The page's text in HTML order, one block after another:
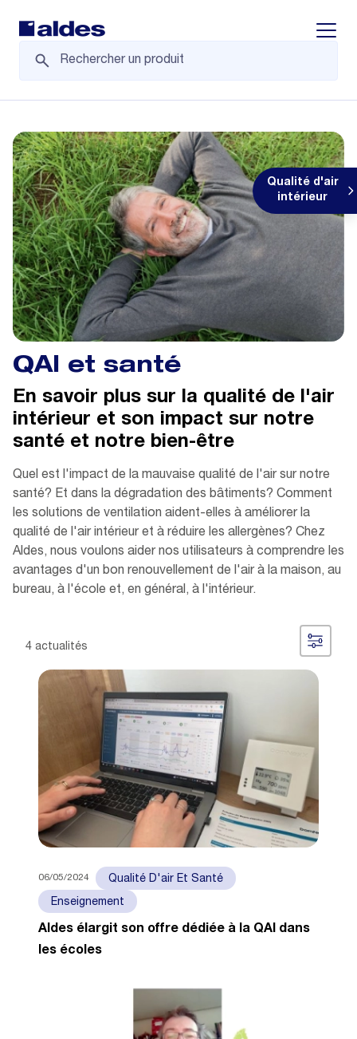
Qualité d'air
intérieur
QAI et santé
En savoir plus sur la qualité de l'air
intérieur et son impact sur notre
santé et notre bien-être
Quel est l'impact de la mauvaise qualité de l'air sur notre
santé? Et dans la dégradation des bâtiments? Comment
les solutions de ventilation aident-elles à améliorer la
qualité de l'air intérieur et à réduire les allergènes? Chez
Aldes, nous voulons aider nos utilisateurs à comprendre les
avantages d'un bon renouvellement de l'air à la maison, au
bureau, à l'école et, en général, à l'intérieur.
4 actualités
06/05/2024 Qualité D'air Et Santé
Enseignement
Aldes élargit son offre dédiée à la QAI dans
les écoles